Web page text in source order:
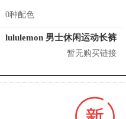
0种配色
lululemon 男士休闲运动长裤
暂无购买链接